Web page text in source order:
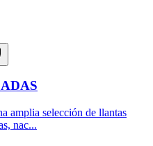
amplia selección de llantas
nac...